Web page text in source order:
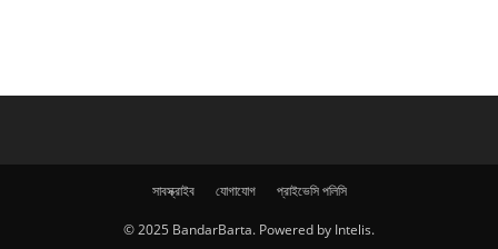
সাবস্ক্রাইব যোগাযোগ প্রাইভেসি পলিসি
© 2025 BandarBarta. Powered by Intelis.